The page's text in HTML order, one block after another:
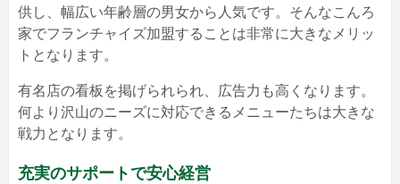
供し、幅広い年齢層の男女から人気です。そんなこんろ
家でフランチャイズ加盟することは非常に大きなメリッ
トとなります。
有名店の看板を掲げられられ、広告力も高くなります。
何より沢山のニーズに対応できるメニューたちは大きな
戦力となります。
充実のサポートで安心経営